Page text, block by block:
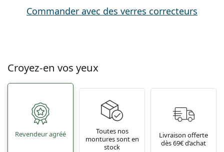
Commander avec des verres correcteurs
Croyez-en vos yeux
Revendeur agréé
Toutes nos
montures sont en
stock
Livraison offerte
dès 69€ d’achat